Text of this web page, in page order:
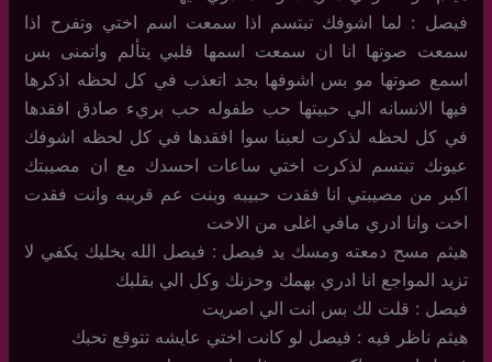
فيصل : لما اشوفك تبتسم اذا سمعت اسم اختي وتفرح اذا
سمعت صوتها انا ان سمعت اسمها قلبي يتألم واتمنى بس
اسمع صوتها مو بس اشوفها بجد اتعذب في كل لحظه اذكرها
فيها الانسانه الي حبيتها حب طفوله حب بريء صادق افقدها
في كل لحظه لذكرت لعبنا سوا افقدها في كل لحظه اشوفك
عيونك تبتسم لذكرت اختي ساعات احسدك مع ان مصيبتك
اكبر من مصيبتي انا فقدت حبيبه وبنت عم قريبه وانت فقدت
اخت وانا ادري مافي اغلى من الاخت
هيثم مسح دمعته ومسك يد فيصل : فيصل الله يخليك يكفي لا
تزيد المواجع انا ادري بهمك وحزنك وكل الي بقلبك
فيصل : قلت لك بس انت الي اصريت
هيثم ناظر فيه : فيصل لو كانت اختي عايشه تتوقع تحبك